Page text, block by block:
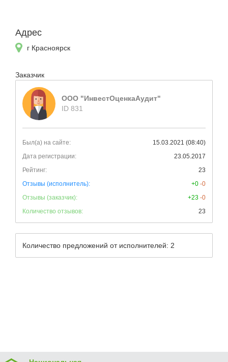
Адрес
г Красноярск
Заказчик
ООО "ИнвестОценкаАудит"
ID 831
Был(а) на сайте:
15.03.2021 (08:40)
Дата регистрации:
23.05.2017
Рейтинг:
23
Отзывы (исполнитель):
+0 -0
Отзывы (заказчик):
+23 -0
Количество отзывов:
23
Количество предложений от исполнителей: 2